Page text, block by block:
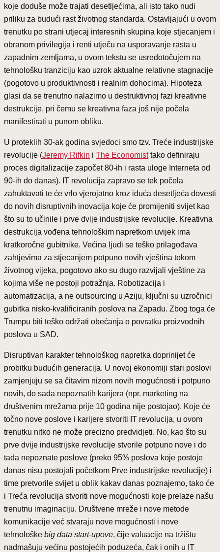
koje doduše može trajati desetljećima, ali isto tako nudi
priliku za budući rast životnog standarda. Ostavljajući u ovom
trenutku po strani utjecaj interesnih skupina koje stjecanjem i
obranom privilegija i renti utječu na usporavanje rasta u
zapadnim zemljama, u ovom tekstu se usredotočujem na
tehnološku tranziciju kao uzrok aktualne relativne stagnacije
(pogotovo u produktivnosti i realnim dohocima). Hipoteza
glasi da se trenutno nalazimo u destruktivnoj fazi kreativne
destrukcije, pri čemu se kreativna faza još nije počela
manifestirati u punom obliku.
U proteklih 30-ak godina svjedoci smo tzv. Treće industrijske
revolucije (Jeremy Rifkin i The Economisttako definiraju
proces digitalizacije započet 80-ih i rasta uloge Interneta od
90-ih do danas). IT revolucija zapravo se tek počela
zahuktavati te će vrlo vjerojatno kroz iduća desetljeća dovesti
do novih disruptivnih inovacija koje će promijeniti svijet kao
što su to učinile i prve dvije industrijske revolucije. Kreativna
destrukcija vođena tehnološkim napretkom uvijek ima
kratkoročne gubitnike. Većina ljudi se teško prilagođava
zahtjevima za stjecanjem potpuno novih vještina tokom
životnog vijeka, pogotovo ako su dugo razvijali vještine za
kojima više ne postoji potražnja. Robotizacija i
automatizacija, a ne outsourcing u Aziju, ključni su uzročnici
gubitka nisko-kvalificiranih poslova na Zapadu. Zbog toga će
Trumpu biti teško održati obećanja o povratku proizvodnih
poslova u SAD.
Disruptivan karakter tehnološkog napretka doprinijet će
probitku budućih generacija. U novoj ekonomiji stari poslovi
zamjenjuju se sa čitavim nizom novih mogućnosti i potpuno
novih, do sada nepoznatih karijera (npr. marketing na
društvenim mrežama prije 10 godina nije postojao). Koje će
točno nove poslove i karijere stvoriti IT revolucija, u ovom
trenutku nitko ne može precizno predvidjeti. No, kao što su
prve dvije industrijske revolucije stvorile potpuno nove i do
tada nepoznate poslove (preko 95% poslova koje postoje
danas nisu postojali početkom Prve industrijske revolucije) i
time pretvorile svijet u oblik kakav danas poznajemo, tako će
i Treća revolucija stvoriti nove mogućnosti koje prelaze našu
trenutnu imaginaciju. Društvene mreže i nove metode
komunikacije već stvaraju nove mogućnosti i nove
tehnološke big data start-upove, čije valuacije na tržištu
nadmašuju većinu postojećih poduzeća, čak i onih u IT